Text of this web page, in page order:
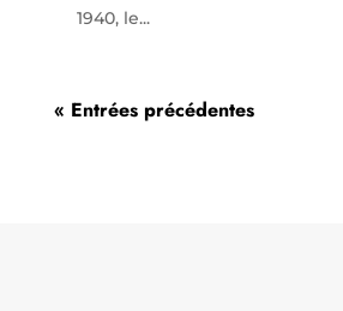
1940, le...
« Entrées précédentes